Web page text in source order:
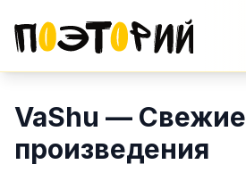
VaShu — Свежие
произведения